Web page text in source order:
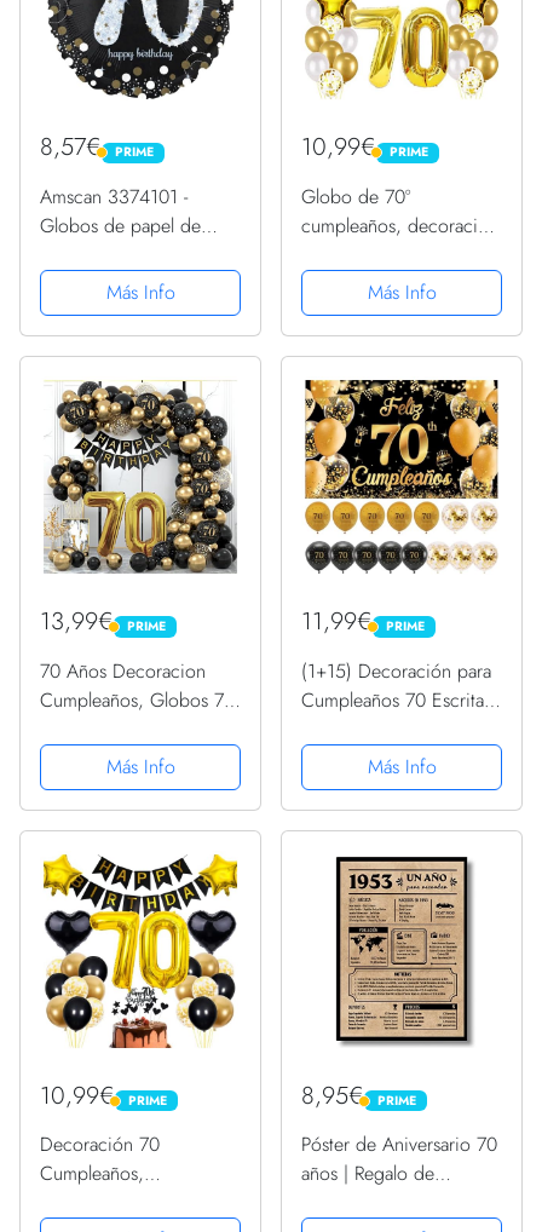
8,57€ PRIME
PRIME
Amscan 3374101 -
Globos de papel de
cumpleaños ,
color/modelo surtido
Más Info
10,99€ PRIME
PRIME
Globo de 70º
cumpleaños, decoración
70 años, decoración de
cumpleaños, 70 años,
decoración de
Más Info
13,99€ PRIME
PRIME
70 Años Decoracion
Cumpleaños, Globos 70
Decoraciones Fiesta Oro
Negro 70er Globos
cumpleaños con
Hombres y Mujeres...
Más Info
11,99€ PRIME
PRIME
(1+15) Decoración para
Cumpleaños 70 Escrita
Feliz Cumpleños 70
Decoración 70 Años
Negro Oro Happy
con15 Globos...
Más Info
10,99€ PRIME
PRIME
Decoración 70
Cumpleaños,
8,95€ PRIME
PRIME
Póster de Aniversario 70
años | Regalo de